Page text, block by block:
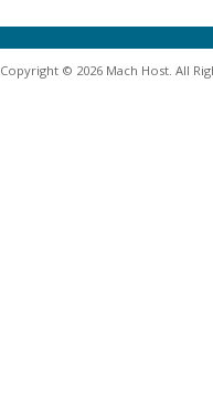
Copyright © 2026 Mach Host. All